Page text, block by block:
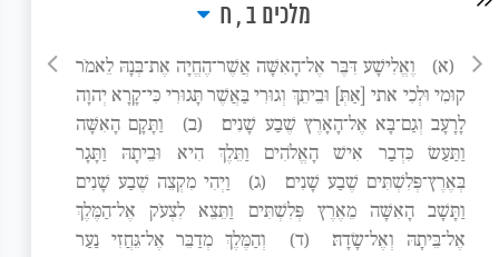
מלכים ב ח
(א)
וֶאֱלִישָׁע דִּבֶּר אֶל־הָאִשָּׁה אֲשֶׁר־הֶחֱיָה אֶת־בְּנָהּ לֵאמֹר
קוּמִי וּלְכִי אתי [אַתְּ] וּבֵיתֵךְ וְגוּרִי בַּאֲשֶׁר תָּגוּרִי כִּי־קָרָא יְהוָה
לָרָעָב וְגַם־בָּא אֶל־הָאָרֶץ שֶׁבַע שָׁנִים׃
(ב)
וַתָּקָם הָאִשָּׁה
וַתַּעַשׂ כִּדְבַר אִישׁ הָאֱלֹהִים וַתֵּלֶךְ הִיא וּבֵיתָהּ וַתָּגָר
בְּאֶרֶץ־פְּלִשְׁתִּים שֶׁבַע שָׁנִים׃
(ג)
וַיְהִי מִקְצֵה שֶׁבַע שָׁנִים
וַתָּשָׁב הָאִשָּׁה מֵאֶרֶץ פְּלִשְׁתִּים וַתֵּצֵא לִצְעֹק אֶל־הַמֶּלֶךְ
אֶל־בֵּיתָהּ וְאֶל־שָׂדָהּ׃
(ד)
וְהַמֶּלֶךְ מְדַבֵּר אֶל־גֵּחֲזִי נַעַר